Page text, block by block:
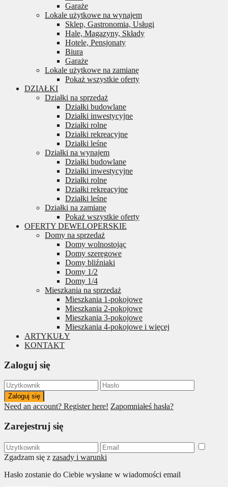
Garaże
Lokale użytkowe na wynajem
Sklep, Gastronomia, Usługi
Hale, Magazyny, Składy
Hotele, Pensjonaty
Biura
Garaże
Lokale użytkowe na zamianę
Pokaż wszystkie oferty
DZIAŁKI
Działki na sprzedaż
Działki budowlane
Działki inwestycyjne
Działki rolne
Działki rekreacyjne
Działki leśne
Działki na wynajem
Działki budowlane
Działki inwestycyjne
Działki rolne
Działki rekreacyjne
Działki leśne
Działki na zamianę
Pokaż wszystkie oferty
OFERTY DEWELOPERSKIE
Domy na sprzedaż
Domy wolnostojąc
Domy szeregowe
Domy bliźniaki
Domy 1/2
Domy 1/4
Mieszkania na sprzedaż
Mieszkania 1-pokojowe
Mieszkania 2-pokojowe
Mieszkania 3-pokojowe
Mieszkania 4-pokojowe i więcej
ARTYKUŁY
KONTAKT
Zaloguj się
Zaloguj się
Need an account? Register here! Zapomniałeś hasła?
Zarejestruj się
Zgadzam się z zasady i warunki
Hasło zostanie do Ciebie wysłane w wiadomości email